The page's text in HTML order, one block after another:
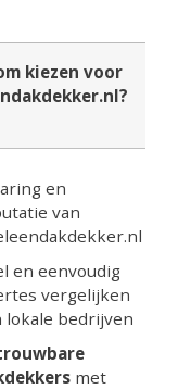
kiezen voor
en
van
en eenvoudig
vergelijken
lokale bedrijven
met